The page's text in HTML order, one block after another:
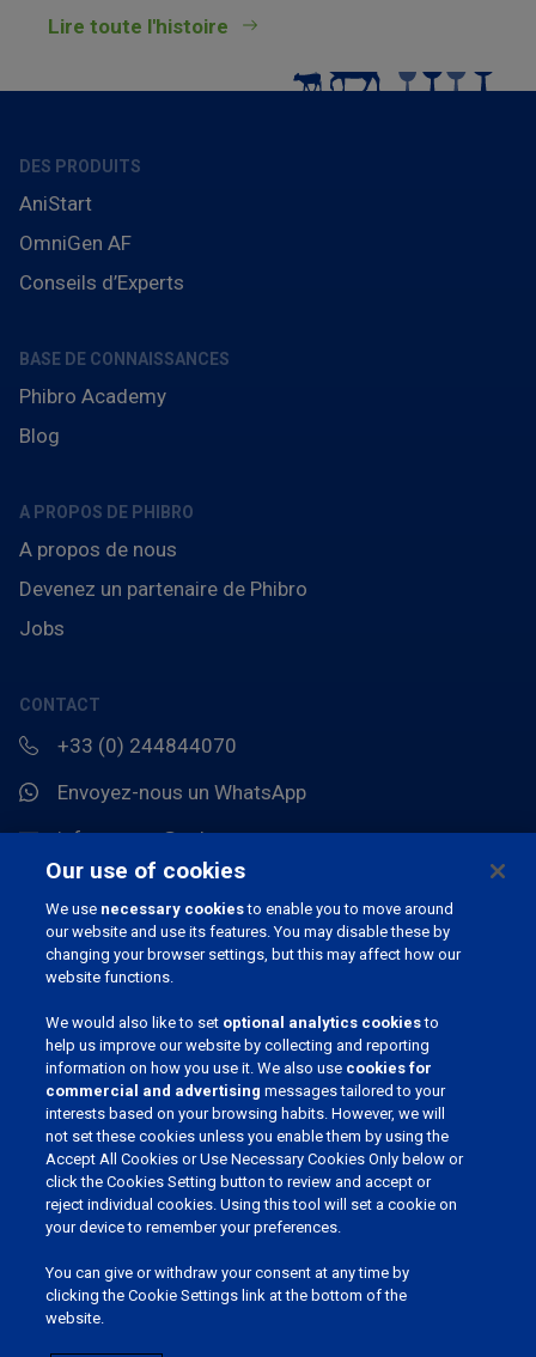
Lire toute l'histoire
DES PRODUITS
AniStart
OmniGen AF
Conseils d’Experts
BASE DE CONNAISSANCES
Phibro Academy
Blog
A PROPOS DE PHIBRO
A propos de nous
Devenez un partenaire de Phibro
Jobs
CONTACT
+33 (0) 244844070
Envoyez-nous un WhatsApp
info.europe@pahc.com
Chemin du Stocquoy 3, 1300 Wavre, Belgique
REJOIGNEZ NOTRE COMMUNAUTÉ
CHOISSISSEZ VOTRE LANGUE
Our use of cookies
We use necessary cookiesto enable you to move around
our website and use its features. You may disable these by
changing your browser settings, but this may affect how our
website functions.
We would also like to set optional analytics cookiesto
help us improve our website by collecting and reporting
information on how you use it. We also use cookies for
commercial and advertising messages tailored to your
interests based on your browsing habits. However, we will
not set these cookies unless you enable them by using the
Accept All Cookies or Use Necessary Cookies Only below or
click the Cookies Setting button to review and accept or
reject individual cookies. Using this tool will set a cookie on
your device to remember your preferences.
You can give or withdraw your consent at any time by
clicking the Cookie Settings link at the bottom of the
website.